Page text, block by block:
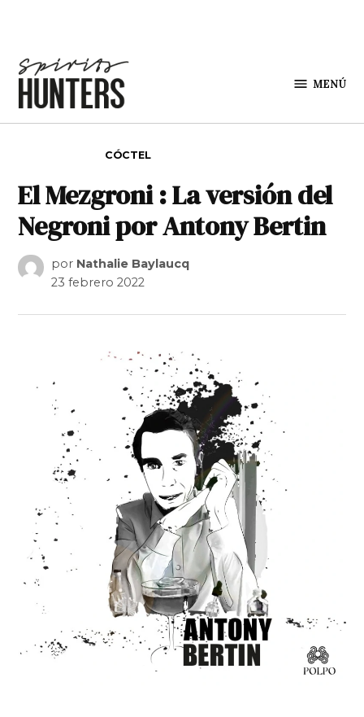
MENÚ
CÓCTEL
El Mezgroni : La versión del
Negroni por Antony Bertin
por Nathalie Baylaucq
23 febrero 2022